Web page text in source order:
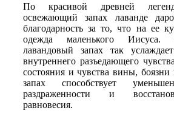
По красивой древней
освежающий запах лаванде
благодарность за то, что на ее
одежда маленького Иисуса.
лавандовый запах так
внутреннего разъедающего
состояния и чувства вины,
запах способствует
раздраженности и
равновесия.